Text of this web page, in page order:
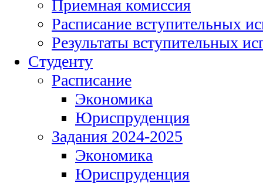
Приемная комиссия
Расписание вступительных
Результаты вступительных
Студенту
Расписание
Экономика
Юриспруденция
Задания 2024-2025
Экономика
Юриспруденция